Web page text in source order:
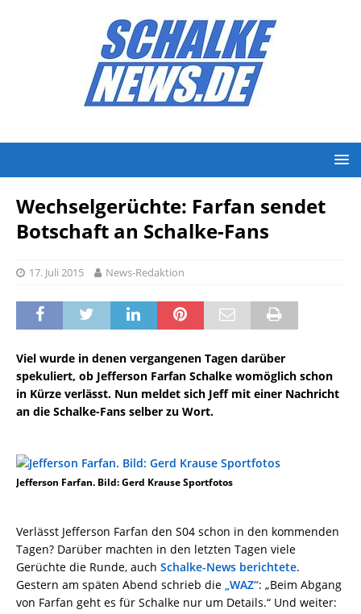
Wechselgerüchte: Farfan sendet
Botschaft an Schalke-Fans
17. Juli 2015 News-Redaktion
Viel wurde in denen vergangenen Tagen darüber
spekuliert, ob Jefferson Farfan Schalke womöglich schon
in Kürze verlässt. Nun meldet sich Jeff mit einer Nachricht
an die Schalke-Fans selber zu Wort.
Jefferson Farfan. Bild: Gerd Krause Sportfotos
Verlässt Jefferson Farfan den S04 schon in den kommenden
Tagen? Darüber machten in den letzten Tagen viele
Gerüchte die Runde, auch Schalke-News berichtete.
Gestern am späten Abend schrieb die „WAZ“: „Beim Abgang
von Farfan geht es für Schalke nur um Details.“ Und weiter: